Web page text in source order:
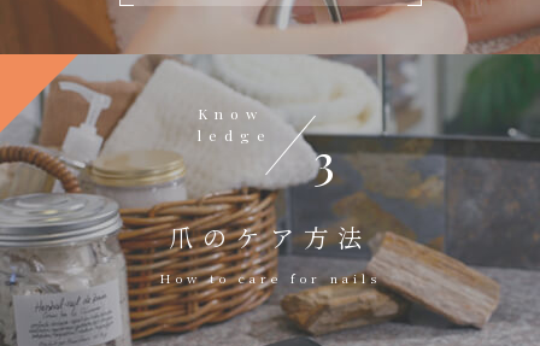
Know
ledge
3
爪のケア方法
How to care for nails